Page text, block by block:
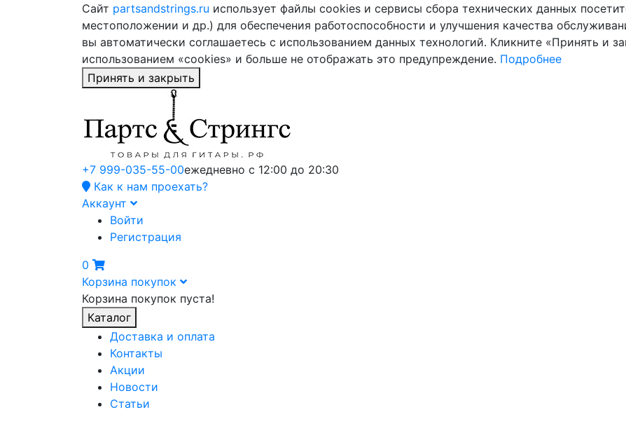
Сайт partsandstrings.ru использует файлы cookies и сервисы сбора технических данных
местоположении и др.) для обеспечения работоспособности и улучшения качества
вы автоматически соглашаетесь с использованием данных технологий. Кликните «Принять и
использованием «cookies» и больше не отображать это предупреждение. Подробнее
Принять и закрыть
+7 999-035-55-00ежедневно с 12:00 до 20:30
Как к нам проехать?
Аккаунт
Войти
Регистрация
0
Корзина покупок
Корзина покупок пуста!
Каталог
Доставка и оплата
Контакты
Акции
Новости
Статьи